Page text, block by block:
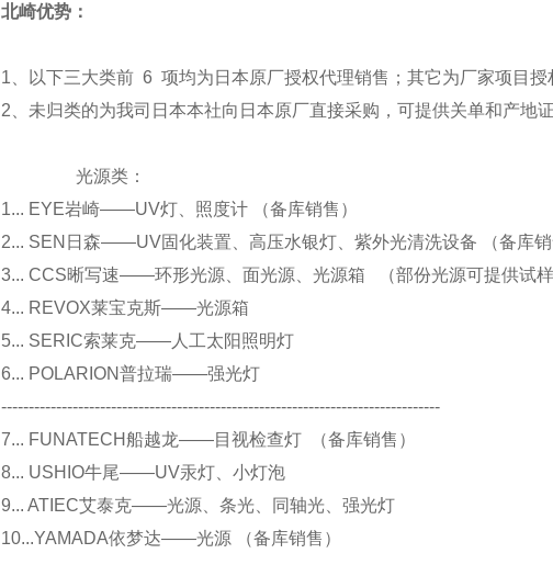
北崎优势：
1、以下三大类前 6 项均为日本原厂授权代理销售；其它为厂家项目授
2、未归类的为我司日本本社向日本原厂直接采购，可提供关单和产地
光源类：
1... EYE岩崎——UV灯、照度计 （备库销售）
2... SEN日森——UV固化装置、高压水银灯、紫外光清洗设备 （备库
3... CCS晰写速——环形光源、面光源、光源箱 （部份光源可提供试
4... REVOX莱宝克斯——光源箱
5... SERIC索莱克——人工太阳照明灯
6... POLARION普拉瑞——强光灯
--------------------------------------------------------------------------------
7... FUNATECH船越龙——目视检查灯 （备库销售）
8... USHIO牛尾——UV汞灯、小灯泡
9... ATIEC艾泰克——光源、条光、同轴光、强光灯
10...YAMADA依梦达——光源 （备库销售）